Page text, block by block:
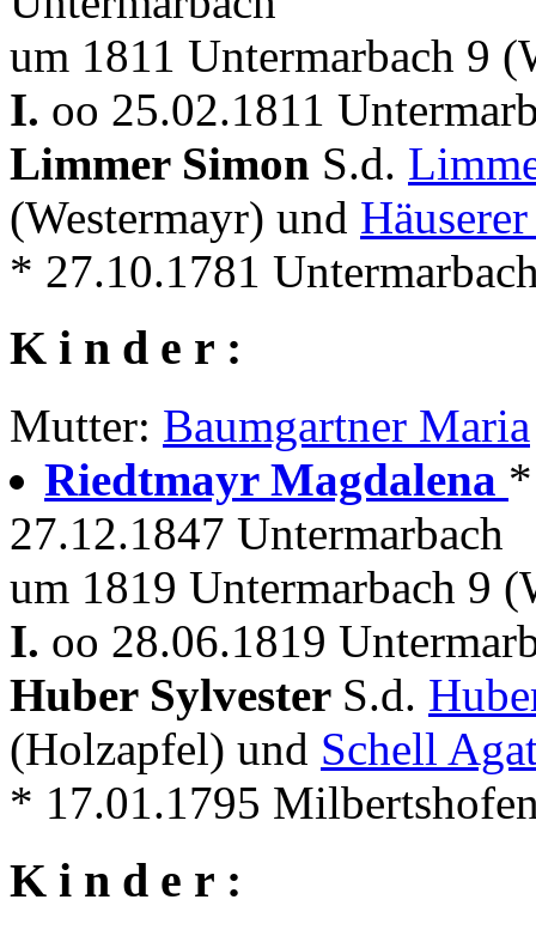
um 1811 Untermarbach 9
I. oo 25.02.1811
Limmer Simon S.d.
(Westermayr) und
* 27.10.1781
K i n d e r :
Mutter: Baumgartner Maria
Riedtmayr Magdalena
27.12.1847 Untermarbach
um 1819 Untermarbach 9
I. oo 28.06.1819
Huber Sylvester S.d.
(Holzapfel) und Schell
* 17.01.1795
K i n d e r :